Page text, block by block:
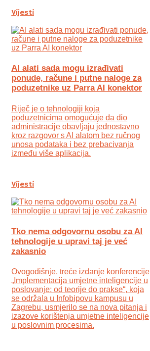
Vijesti
AI alati sada mogu izrađivati
ponude, račune i putne naloge za
poduzetnike uz Parra AI konektor
Riječ je o tehnologiji koja
poduzetnicima omogućuje da dio
administracije obavljaju jednostavno
kroz razgovor s AI alatom bez ručnog
unosa podataka i bez prebacivanja
između više aplikacija.
Vijesti
Tko nema odgovornu osobu za AI
tehnologije u upravi taj je već
zakasnio
Ovogodišnje, treće izdanje konferencije
„Implementacija umjetne inteligencije u
poslovanje: od teorije do prakse“, koja
se održala u Infobipovu kampusu u
Zagrebu, usmjerilo se na nova pitanja i
izazove korištenja umjetne inteligencije
u poslovnim procesima.